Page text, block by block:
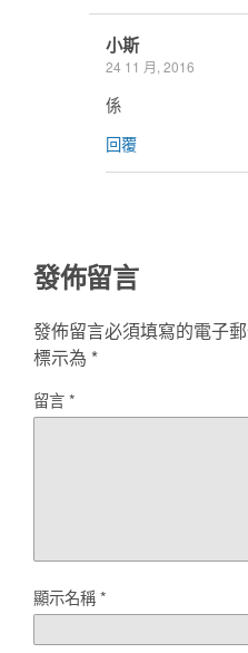
小斯
24 11 月, 2016
係
回覆
發佈留言
發佈留言必須填寫的電子
標示為 *
留言*
顯示名稱*